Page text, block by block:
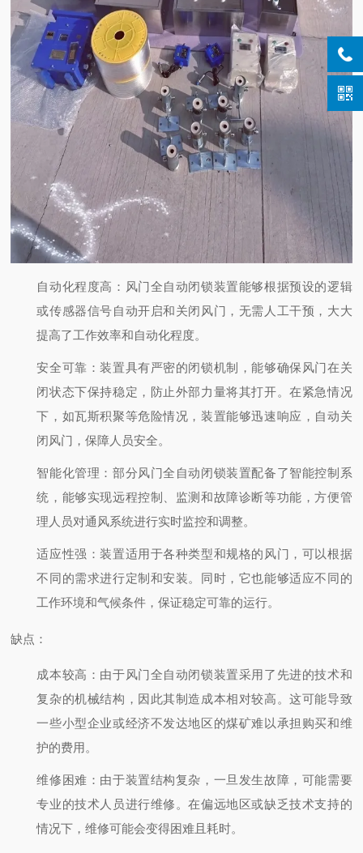
自动化程度高：风门全自动闭锁装置能够根据预设的逻辑
或传感器信号自动开启和关闭风门，无需人工干预，大大
提高了工作效率和自动化程度。
安全可靠：装置具有严密的闭锁机制，能够确保风门在关
闭状态下保持稳定，防止外部力量将其打开。在紧急情况
下，如瓦斯积聚等危险情况，装置能够迅速响应，自动关
闭风门，保障人员安全。
智能化管理：部分风门全自动闭锁装置配备了智能控制系
统，能够实现远程控制、监测和故障诊断等功能，方便管
理人员对通风系统进行实时监控和调整。
适应性强：装置适用于各种类型和规格的风门，可以根据
不同的需求进行定制和安装。同时，它也能够适应不同的
工作环境和气候条件，保证稳定可靠的运行。
缺点：
成本较高：由于风门全自动闭锁装置采用了先进的技术和
复杂的机械结构，因此其制造成本相对较高。这可能导致
一些小型企业或经济不发达地区的煤矿难以承担购买和维
护的费用。
维修困难：由于装置结构复杂，一旦发生故障，可能需要
专业的技术人员进行维修。在偏远地区或缺乏技术支持的
情况下，维修可能会变得困难且耗时。